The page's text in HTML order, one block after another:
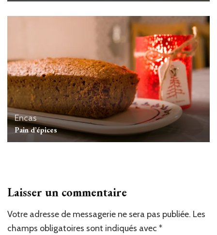
Encas
Pain d’épices
Laisser un commentaire
Votre adresse de messagerie ne sera pas publiée. Les
champs obligatoires sont indiqués avec *